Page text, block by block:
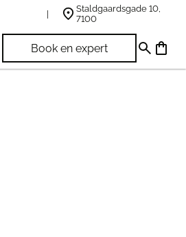
Staldgaardsgade 10,
7100
Book en expert